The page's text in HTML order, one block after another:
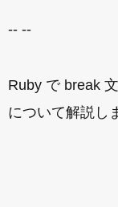
-- --
Ruby で break
について解説し